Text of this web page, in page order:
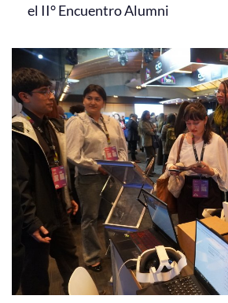
el II° Encuentro Alumni